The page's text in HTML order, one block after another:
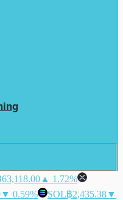
▲ 1.72%
▼ 0.59% SOL฿2,435.38▼